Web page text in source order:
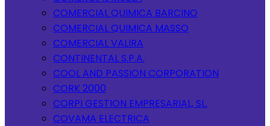
COMERCIAL QUIMICA BARCINO
COMERCIAL QUIMICA MASSO
COMERCIAL VALIRA
CONTINENTAL S.P.A.
COOL AND PASSION CORPORATION
CORK 2000
CORPI GESTION EMPRESARIAL, SL.
COVAMA ELECTRICA